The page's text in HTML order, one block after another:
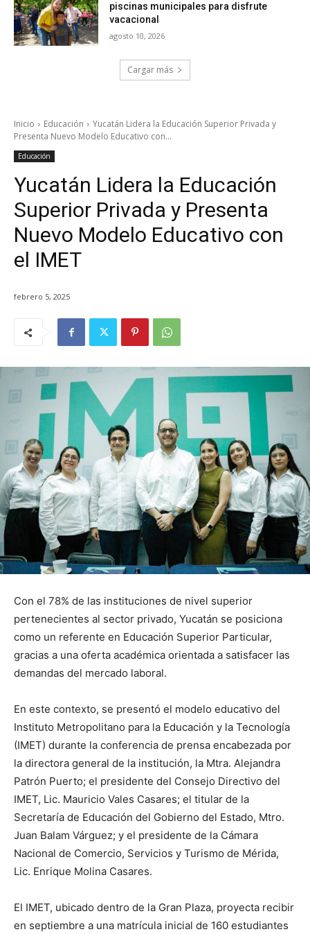
piscinas municipales para disfrute
vacacional
agosto 10, 2026
Cargar más